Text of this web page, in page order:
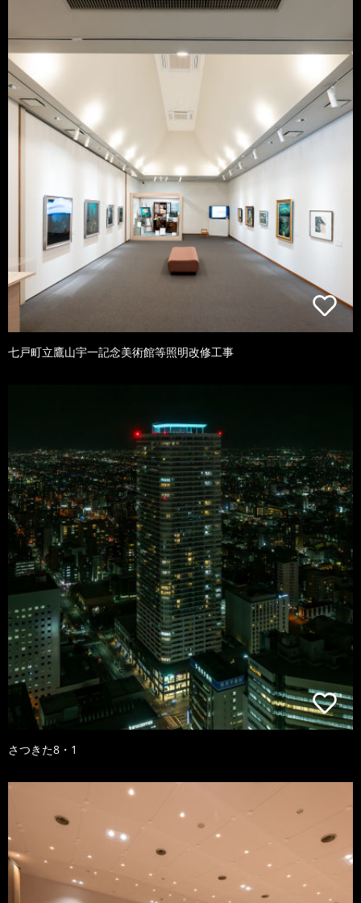
七戸町立鷹山宇一記念美術館等照明改修工事
さつきた8・1